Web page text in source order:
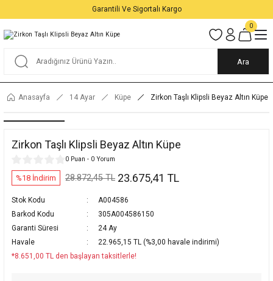
Garantili Ve Sigortalı Kargo
Ara
0
Anasayfa 14 Ayar Küpe Zirkon Taşlı Klipsli Beyaz Altın Küpe
Zirkon Taşlı Klipsli Beyaz Altın Küpe
0 Puan - 0 Yorum
%18 İndirim 28.872,45 TL 23.675,41 TL
Stok Kodu
A004586
Barkod Kodu
305A004586150
Garanti Süresi
24 Ay
Havale
22.965,15 TL (%3,00 havale indirimi)
*8.651,00 TL den başlayan taksitlerle!